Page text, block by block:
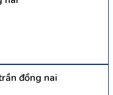
đồng nai